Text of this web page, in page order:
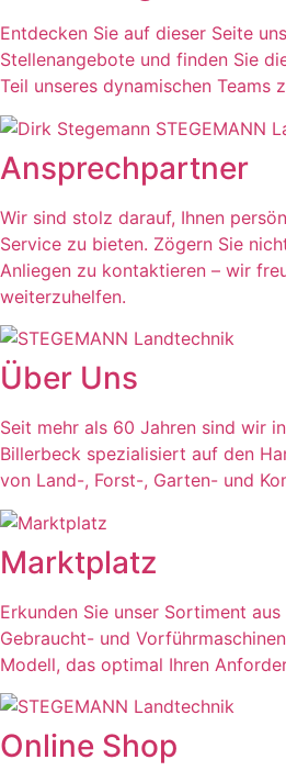
Entdecken Sie auf dieser Seite
Stellenangebote und finden Sie
Teil unseres dynamischen Teams
Ansprechpartner
Wir sind stolz darauf, Ihnen
Service zu bieten. Zögern Sie
Anliegen zu kontaktieren – wir
weiterzuhelfen.
Über Uns
Seit mehr als 60 Jahren sind wir
Billerbeck spezialisiert auf den
von Land-, Forst-, Garten- und
Marktplatz
Erkunden Sie unser Sortiment
Gebraucht- und
Modell, das optimal Ihren
Online Shop